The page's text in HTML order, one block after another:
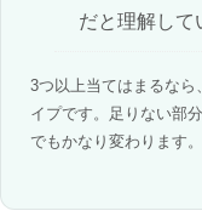
だと理解して
3つ以上当てはまるなら
イプです。足りない部
でもかなり変わります。